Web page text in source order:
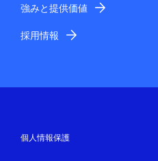
強みと提供価値
採用情報
個人情報保護